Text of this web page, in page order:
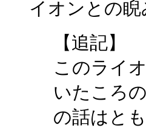
イオンとの
【追記】
このライ
いたころ
の話はと